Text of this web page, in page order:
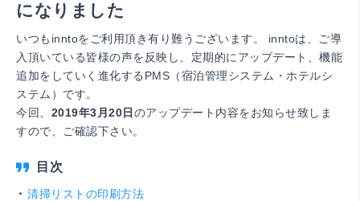
になりました
いつもinntoをご利用頂き有り難うございます。 inntoは、ご導
入頂いている皆様の声を反映し、定期的にアップデート、機能
追加をしていく進化するPMS（宿泊管理システム・ホテルシ
ステム）です。
今回、 2019年3月20日 のアップデート内容をお知らせ致しま
すので、ご確認下さい。
清掃リストの印刷方法